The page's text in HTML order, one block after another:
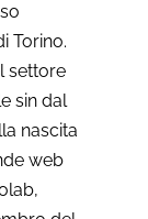
Torino.
settore
sin dal
nascita
web